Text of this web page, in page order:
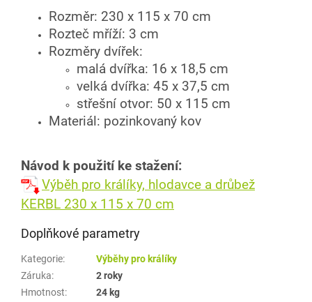
Rozměr: 230 x 115 x 70 cm
Rozteč mříží: 3 cm
Rozměry dvířek:
malá dvířka: 16 x 18,5 cm
velká dvířka: 45 x 37,5 cm
střešní otvor: 50 x 115 cm
Materiál: pozinkovaný kov
Návod k použití ke stažení:
Výběh pro králíky, hlodavce a drůbež
KERBL 230 x 115 x 70 cm
Doplňkové parametry
Kategorie:
Výběhy pro králíky
Záruka:
2 roky
Hmotnost:
24 kg